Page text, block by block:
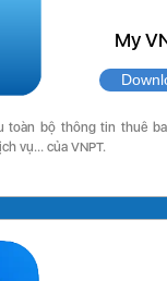
My
toàn bộ thông tin thuê
vụ… của VNPT.